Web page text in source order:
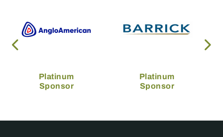
Platinum
Sponsor
Platinum
Sponsor